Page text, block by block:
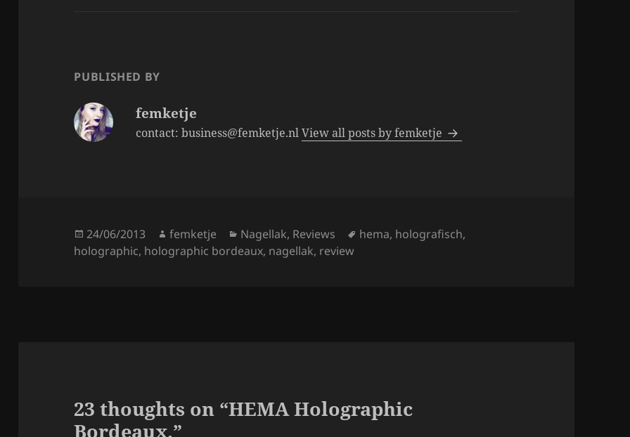
o
k
PUBLISHED BY
femketje
contact: business@femketje.nlView all posts by femketje
Posted
on
24/06/2013 Author
femketje Categories
Nagellak, Reviews Tags
hema, holografisch,
holographic, holographic bordeaux, nagellak, review
23 thoughts on “HEMA Holographic
Bordeaux.”